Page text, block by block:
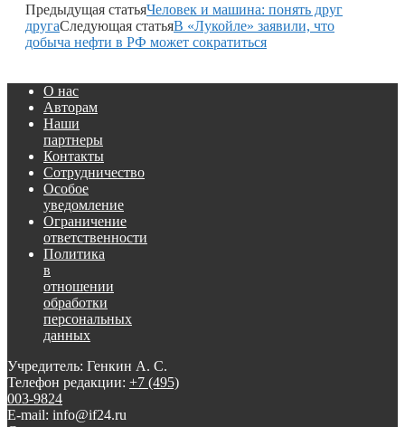
Предыдущая статьяЧеловек и машина: понять друг
другаСледующая статьяВ «Лукойле» заявили, что
добыча нефти в РФ может сократиться
О нас
Авторам
Наши
партнеры
Контакты
Сотрудничество
Особое
уведомление
Ограничение
ответственности
Политика
в
отношении
обработки
персональных
данных
Учредитель: Генкин А. С.
Телефон редакции: +7 (495)
003-9824
E-mail: info@if24.ru